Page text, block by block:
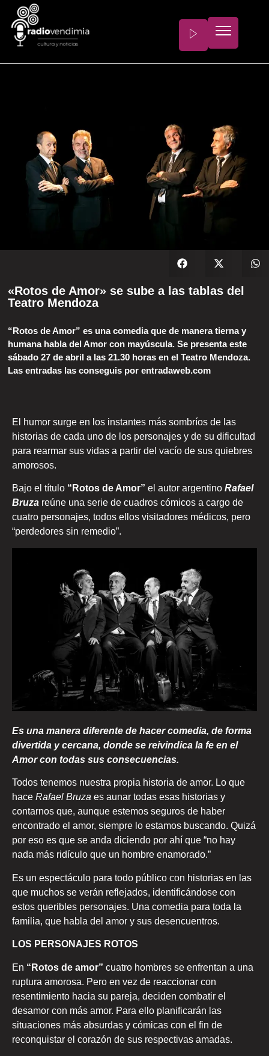
«Rotos de Amor» se sube a las tablas del
Teatro Mendoza
“Rotos de Amor” es una comedia que de manera tierna y
humana habla del Amor con mayúscula. Se presenta este
sábado 27 de abril a las 21.30 horas en el Teatro Mendoza.
Las entradas las conseguis por entradaweb.com
El humor surge en los instantes más sombríos de las
historias de cada uno de los personajes y de su dificultad
para rearmar sus vidas a partir del vacío de sus quiebres
amorosos.
Bajo el título “Rotos de Amor” el autor argentino Rafael
Bruza reúne una serie de cuadros cómicos a cargo de
cuatro personajes, todos ellos visitadores médicos, pero
“perdedores sin remedio”.
Es una manera diferente de hacer comedia, de forma
divertida y cercana, donde se reivindica la fe en el
Amor con todas sus consecuencias.
Todos tenemos nuestra propia historia de amor. Lo que
hace Rafael Bruza es aunar todas esas historias y
contarnos que, aunque estemos seguros de haber
encontrado el amor, siempre lo estamos buscando. Quizá
por eso es que se anda diciendo por ahí que “no hay
nada más ridículo que un hombre enamorado.”
Es un espectáculo para todo público con historias en las
que muchos se verán reflejados, identificándose con
estos queribles personajes. Una comedia para toda la
familia, que habla del amor y sus desencuentros.
LOS PERSONAJES ROTOS
En “Rotos de amor” cuatro hombres se enfrentan a una
ruptura amorosa. Pero en vez de reaccionar con
resentimiento hacia su pareja, deciden combatir el
desamor con más amor. Para ello planificarán las
situaciones más absurdas y cómicas con el fin de
reconquistar el corazón de sus respectivas amadas.